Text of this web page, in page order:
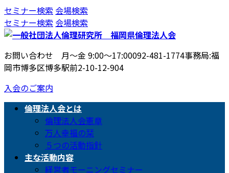
コ
ン
テ
ツ
へ
ス
キ
ナ
ビ
ゲ
シ
ョ
ン
に
セミナー検索 会場検索
セミナー検索 会場検索
お問い合わせ 月〜金 9:00〜17:00092-481-1774事務局:福
岡市博多区博多駅前2-10-12-904
入会のご案内
倫理法人会とは
倫理法人会憲章
万人幸福の栞
５つの活動指針
主な活動内容
経営者モーニングセミナー